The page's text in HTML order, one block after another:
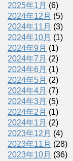
2025年1月 (6)
2024年12月 (5)
2024年11月 (3)
2024年10月 (1)
2024年9月 (1)
2024年7月 (2)
2024年6月 (1)
2024年5月 (2)
2024年4月 (7)
2024年3月 (5)
2024年2月 (1)
2024年1月 (2)
2023年12月 (4)
2023年11月 (28)
2023年10月 (36)